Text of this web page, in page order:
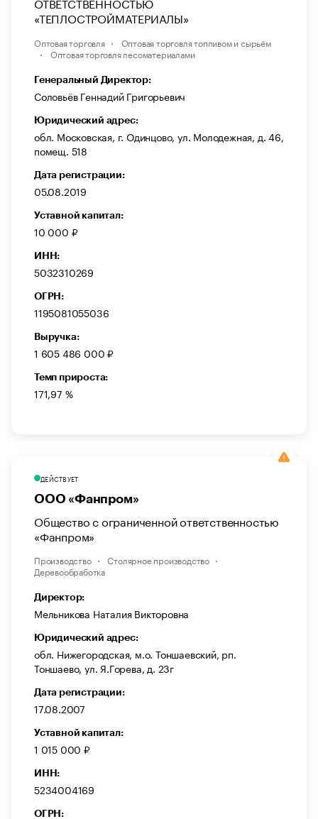
«ТЕПЛОСТРОЙМАТЕРИАЛЫ»
Оптовая торговля
Оптовая торговля топливом и сырьём
Оптовая торговля лесоматериалами
Генеральный Директор:
Соловьёв Геннадий Григорьевич
Юридический адрес:
обл. Московская, г. Одинцово, ул. Молодежная, д. 46,
помещ. 518
Дата регистрации:
05.08.2019
Уставной капитал:
10 000 ₽
ИНН:
5032310269
ОГРН:
1195081055036
Выручка:
1 605 486 000 ₽
Темп прироста:
171,97 %
ДЕЙСТВУЕТ
ООО «Фанпром»
Общество с ограниченной ответственностью
«Фанпром»
Производство
Столярное производство
Деревообработка
Директор:
Мельникова Наталия Викторовна
Юридический адрес:
обл. Нижегородская, м.о. Тоншаевский, рп.
Тоншаево, ул. Я.Горева, д. 23г
Дата регистрации:
17.08.2007
Уставной капитал:
1 015 000 ₽
ИНН:
5234004169
ОГРН: